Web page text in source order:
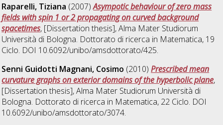
Raparelli, Tiziana (2007)Asympotic behaviour of zero mass
fields with spin 1 or 2 propagating on curved background
spacetimes, [Dissertation thesis], Alma Mater Studiorum
Università di Bologna. Dottorato di ricerca in Matematica, 19
Ciclo. DOI 10.6092/unibo/amsdottorato/425.
Senni Guidotti Magnani, Cosimo (2010)Prescribed mean
curvature graphs on exterior domains of the hyperbolic plane,
[Dissertation thesis], Alma Mater Studiorum Università di
Bologna. Dottorato di ricerca in Matematica, 22 Ciclo. DOI
10.6092/unibo/amsdottorato/3074.